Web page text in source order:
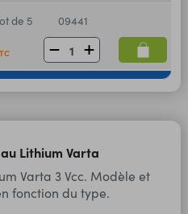
de 5 09441
Lithium Varta
Varta 3 Vcc. Modèle et
fonction du type.